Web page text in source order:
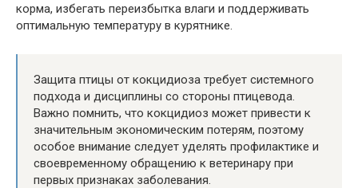
корма, избегать переизбытка влаги и поддерживать
оптимальную температуру в курятнике.
Защита птицы от кокцидиоза требует системного
подхода и дисциплины со стороны птицевода.
Важно помнить, что кокцидиоз может привести к
значительным экономическим потерям, поэтому
особое внимание следует уделять профилактике и
своевременному обращению к ветеринару при
первых признаках заболевания.